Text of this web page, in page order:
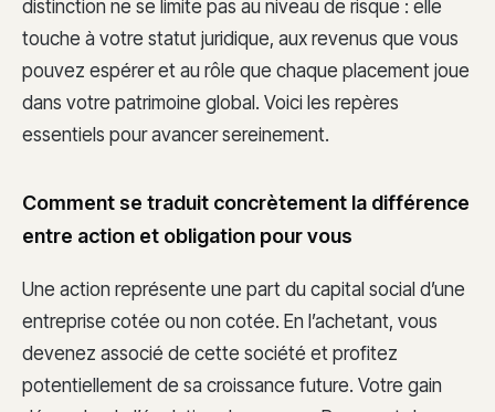
distinction ne se limite pas au niveau de risque : elle
touche à votre statut juridique, aux revenus que vous
pouvez espérer et au rôle que chaque placement joue
dans votre patrimoine global. Voici les repères
essentiels pour avancer sereinement.
Comment se traduit concrètement la différence
entre action et obligation pour vous
Une action représente une part du capital social d’une
entreprise cotée ou non cotée. En l’achetant, vous
devenez associé de cette société et profitez
potentiellement de sa croissance future. Votre gain